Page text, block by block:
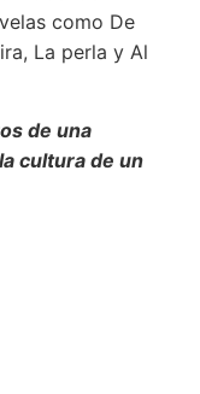
como De
La perla y Al
de una
cultura de un